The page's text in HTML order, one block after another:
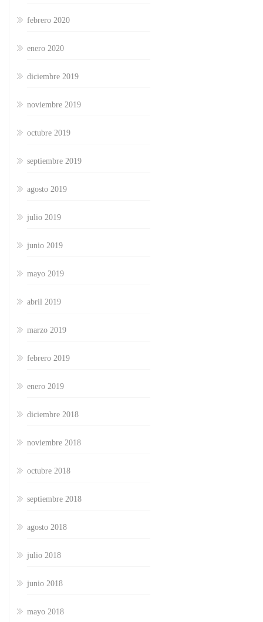
febrero 2020
enero 2020
diciembre 2019
noviembre 2019
octubre 2019
septiembre 2019
agosto 2019
julio 2019
junio 2019
mayo 2019
abril 2019
marzo 2019
febrero 2019
enero 2019
diciembre 2018
noviembre 2018
octubre 2018
septiembre 2018
agosto 2018
julio 2018
junio 2018
mayo 2018